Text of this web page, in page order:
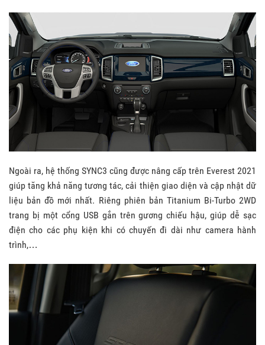
Ngoài ra, hệ thống SYNC3 cũng được nâng cấp trên Everest 2021
giúp tăng khả năng tương tác, cải thiện giao diện và cập nhật dữ
liệu bản đồ mới nhất. Riêng phiên bản Titanium Bi-Turbo 2WD
trang bị một cổng USB gắn trên gương chiếu hậu, giúp dễ sạc
điện cho các phụ kiện khi có chuyến đi dài như camera hành
trình,…